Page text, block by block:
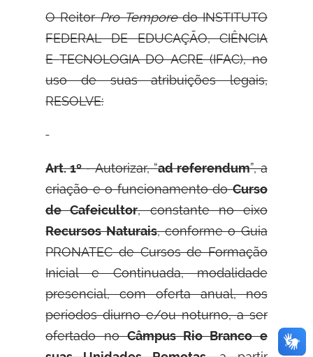
O ReitorPro Temporedo INSTITUTO
FEDERAL DE EDUCAÇÃO, CIÊNCIA
ETECNOLOGIA DO ACRE (IFAC), no
uso de suas atribuições legais,
RESOLVE:
Art. 1º- Autorizar, “ad referendum”, a
criação e o funcionamento doCurso
de Cafeicultor, constante no eixo
Recursos Naturais, conforme o Guia
PRONATEC de Cursos de Formação
Inicial e Continuada, modalidade
presencial, com oferta anual, nos
períodos diurno e/ou noturno, a ser
ofertado noCâmpus Rio Branco e